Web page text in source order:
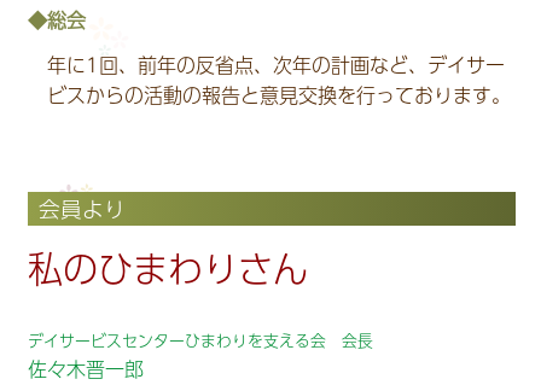
総会
年に1回、前年の反省点、次年の計画など、デイサー
ビスからの活動の報告と意見交換を行っております。
会員より
私のひまわりさん
デイサービスセンターひまわりを支える会 会長
佐々木晋一郎